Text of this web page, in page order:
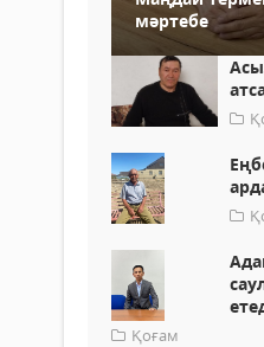
мәртебе
Қоғам